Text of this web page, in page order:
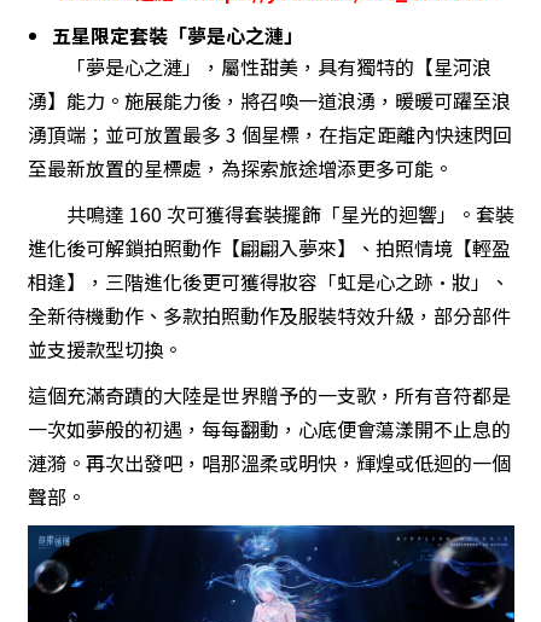
五星限定套裝「夢是心之漣」
「夢是心之漣」，屬性甜美，具有獨特的【星河浪
湧】能力。施展能力後，將召喚一道浪湧，暖暖可躍至浪
湧頂端；並可放置最多 3 個星標，在指定距離內快速閃回
至最新放置的星標處，為探索旅途增添更多可能。
共鳴達 160 次可獲得套裝擺飾「星光的迴響」。套裝
進化後可解鎖拍照動作【翩翩入夢來】、拍照情境【輕盈
相逢】，三階進化後更可獲得妝容「虹是心之跡·妝」、
全新待機動作、多款拍照動作及服裝特效升級，部分部件
並支援款型切換。
這個充滿奇蹟的大陸是世界贈予的一支歌，所有音符都是
一次如夢般的初遇，每每翻動，心底便會蕩漾開不止息的
漣漪。再次出發吧，唱那溫柔或明快，輝煌或低迴的一個
聲部。